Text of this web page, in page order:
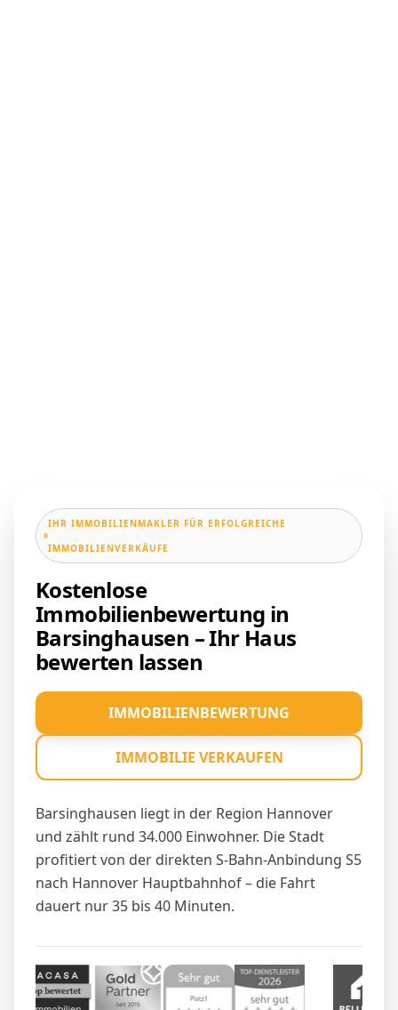
IHR IMMOBILIENMAKLER FÜR ERFOLGREICHE
IMMOBILIENVERKÄUFE
Kostenlose
Immobilienbewertung in
Barsinghausen – Ihr Haus
bewerten lassen
Barsinghausen liegt in der Region Hannover
und zählt rund 34.000 Einwohner. Die Stadt
profitiert von der direkten S-Bahn-Anbindung S5
nach Hannover Hauptbahnhof – die Fahrt
dauert nur 35 bis 40 Minuten.
IMMOBILIENBEWERTUNG
IMMOBILIE VERKAUFEN